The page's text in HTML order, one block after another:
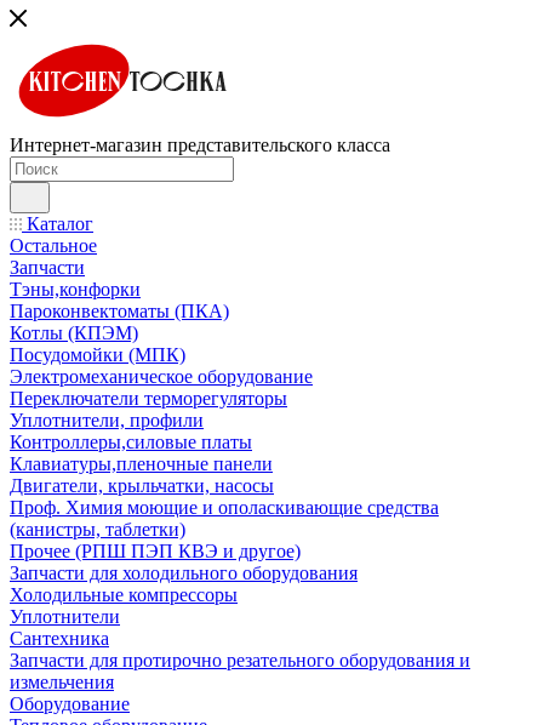
Интернет-магазин представительского класса
Каталог
Остальное
Запчасти
Тэны,конфорки
Пароконвектоматы (ПКА)
Котлы (КПЭМ)
Посудомойки (МПК)
Электромеханическое оборудование
Переключатели терморегуляторы
Уплотнители, профили
Контроллеры,силовые платы
Клавиатуры,пленочные панели
Двигатели, крыльчатки, насосы
Проф. Химия моющие и ополаскивающие средства
(канистры, таблетки)
Прочее (РПШ ПЭП КВЭ и другое)
Запчасти для холодильного оборудования
Холодильные компрессоры
Уплотнители
Сантехника
Запчасти для протирочно резательного оборудования и
измельчения
Оборудование